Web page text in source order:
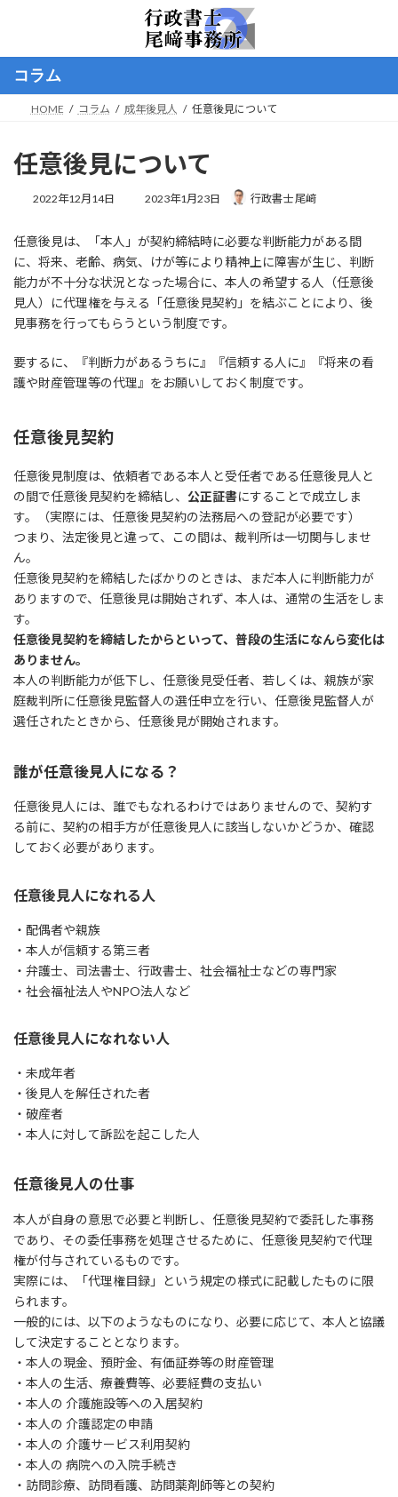
ン
へ
ー
ョ
コラム
HOME コラム 成年後見人 任意後見について
任意後見について
2022年12月14日
最
新
日
時
:
2023年1月23日 行政書士 尾﨑
任意後見は、「本人」が契約締結時に必要な判断能力がある間
に、将来、老齢、病気、けが等により精神上に障害が生じ、判断
能力が不十分な状況となった場合に、本人の希望する人（任意後
見人）に代理権を与える「任意後見契約」を結ぶことにより、後
見事務を行ってもらうという制度です。
要するに、『判断力があるうちに』『信頼する人に』『将来の看
護や財産管理等の代理』をお願いしておく制度です。
任意後見契約
任意後見制度は、依頼者である本人と受任者である任意後見人と
の間で任意後見契約を締結し、 公正証書にすることで成立しま
す。（実際には、任意後見契約の法務局への登記が必要です）
つまり、法定後見と違って、この間は、裁判所は一切関与しませ
ん。
任意後見契約を締結したばかりのときは、まだ本人に判断能力が
ありますので、任意後見は開始されず、本人は、通常の生活をしま
す。
任意後見契約を締結したからといって、普段の生活になんら変化は
ありません。
本人の判断能力が低下し、任意後見受任者、若しくは、親族が家
庭裁判所に任意後見監督人の選任申立を行い、任意後見監督人が
選任されたときから、任意後見が開始されます。
誰が任意後見人になる？
任意後見人には、誰でもなれるわけではありませんので、契約す
る前に、契約の相手方が任意後見人に該当しないかどうか、確認
しておく必要があります。
任意後見人になれる人
・配偶者や親族
・本人が信頼する第三者
・弁護士、司法書士、行政書士、社会福祉士などの専門家
・社会福祉法人やNPO法人など
任意後見人になれない人
・未成年者
・後見人を解任された者
・破産者
・本人に対して訴訟を起こした人
任意後見人の仕事
本人が自身の意思で必要と判断し、任意後見契約で委託した事務
であり、その委任事務を処理させるために、任意後見契約で代理
権が付与されているものです。
実際には、「代理権目録」という規定の様式に記載したものに限
られます。
一般的には、以下のようなものになり、必要に応じて、本人と協議
して決定することとなります。
・本人の現金、預貯金、有価証券等の財産管理
・本人の生活、療養費等、必要経費の支払い
・本人の 介護施設等への入居契約
・本人の 介護認定の申請
・本人の 介護サービス利用契約
・本人の 病院への入院手続き
・訪問診療、訪問看護、訪問薬剤師等との契約